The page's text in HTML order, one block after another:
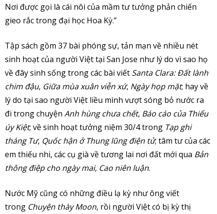
Nơi được gọi là cái nôi của mầm tư tưởng phản chiến
gieo rắc trong đại học Hoa Kỳ.”
Tập sách gồm 37 bài phóng sự, tản mạn về nhiều nét
sinh hoạt của người Việt tại San Jose như lý do vì sao họ
về đây sinh sống trong các bài viết Santa Clara: Đất lành
chim đậu, Giữa mùa xuân viễn xứ, Ngày họp mặt; hay về
lý do tại sao người Việt liều mình vượt sóng bỏ nước ra
đi trong chuyện Anh hùng chưa chết, Báo cáo của Thiếu
úy Kiệt; về sinh hoạt tưởng niệm 30/4 trong Tạp ghi
tháng Tư, Quốc hận ở Thung lũng điện tử; tâm tư của các
em thiếu nhi, các cụ già về tương lai nơi đất mới qua Bản
thông điệp cho ngày mai, Cao niên luận.
Nước Mỹ cũng có những điều lạ kỳ như ông viết
trong Chuyện thày Moon, rồi người Việt có bị kỳ thị